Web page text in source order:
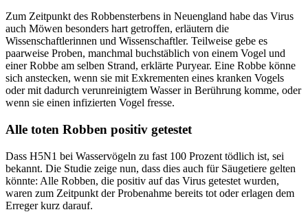
Zum Zeitpunkt des Robbensterbens in Neuengland habe das Virus
auch Möwen besonders hart getroffen, erläutern die
Wissenschaftlerinnen und Wissenschaftler. Teilweise gebe es
paarweise Proben, manchmal buchstäblich von einem Vogel und
einer Robbe am selben Strand, erklärte Puryear. Eine Robbe könne
sich anstecken, wenn sie mit Exkrementen eines kranken Vogels
oder mit dadurch verunreinigtem Wasser in Berührung komme, oder
wenn sie einen infizierten Vogel fresse.
Alle toten Robben positiv getestet
Dass H5N1 bei Wasservögeln zu fast 100 Prozent tödlich ist, sei
bekannt. Die Studie zeige nun, dass dies auch für Säugetiere gelten
könnte: Alle Robben, die positiv auf das Virus getestet wurden,
waren zum Zeitpunkt der Probenahme bereits tot oder erlagen dem
Erreger kurz darauf.